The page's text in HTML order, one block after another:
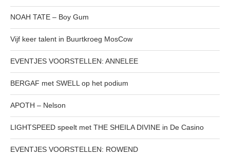
NOAH TATE – Boy Gum
Vijf keer talent in Buurtkroeg MosCow
EVENTJES VOORSTELLEN: ANNELEE
BERGAF met SWELL op het podium
APOTH – Nelson
LIGHTSPEED speelt met THE SHEILA DIVINE in De Casino
EVENTJES VOORSTELLEN: ROWEND